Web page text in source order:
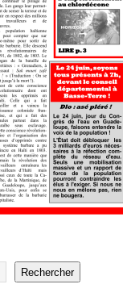
Rechercher